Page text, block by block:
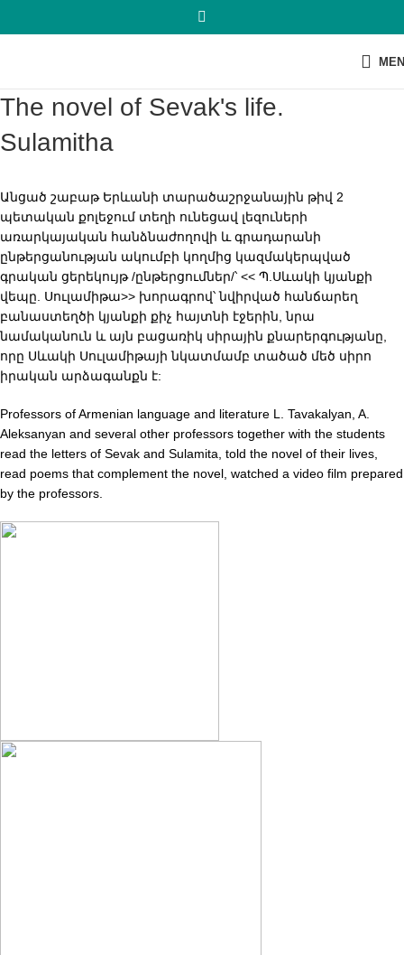
The novel of Sevak's life.
Sulamitha
Անցած շաբաթ Երևանի տարածաշրջանային թիվ 2
պետական քոլեջում տեղի ունեցավ լեզուների
առարկայական հանձնաժողովի և գրադարանի
ընթերցանության ակումբի կողմից կազմակերպված
գրական ցերեկույթ /ընթերցումներ/՝ << Պ.Սևակի կյանքի
վեպը. Սուլամիթա>> խորագրով՝ նվիրված հանճարեղ
բանաստեղծի կյանքի քիչ հայտնի էջերին, նրա
նամականուն և այն բացառիկ սիրային քնարերգությանը,
որը Սևակի Սուլամիթայի նկատմամբ տածած մեծ սիրո
իրական արձագանքն է:
Professors of Armenian language and literature L. Tavakalyan, A.
Aleksanyan and several other professors together with the students
read the letters of Sevak and Sulamita, told the novel of their lives,
read poems that complement the novel, watched a video film prepared
by the professors.